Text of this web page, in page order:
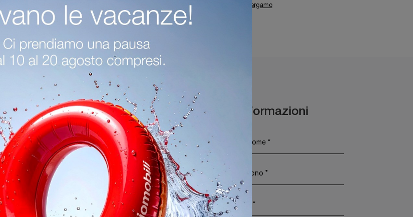
Colombini Casa Desenzano Del Garda Pareti Attrezzate Colombini Casa Bergamo
Richiedi Maggiori Informazioni